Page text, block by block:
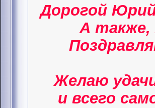
Дорогой
А
Желаю
и всего